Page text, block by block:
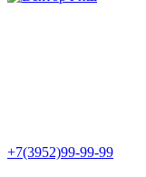
+7(3952)99-99-99